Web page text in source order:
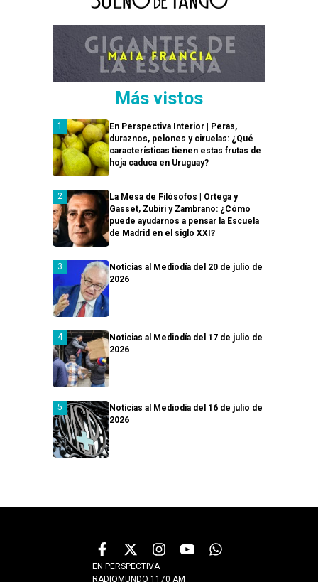
Más vistos
En Perspectiva Interior | Peras,
duraznos, pelones y ciruelas: ¿Qué
características tienen estas frutas de
hoja caduca en Uruguay?
La Mesa de Filósofos | Ortega y
Gasset, Zubiri y Zambrano: ¿Cómo
puede ayudarnos a pensar la Escuela
de Madrid en el siglo XXI?
Noticias al Mediodía del 20 de julio de
2026
Noticias al Mediodía del 17 de julio de
2026
Noticias al Mediodía del 16 de julio de
2026
EN PERSPECTIVA
RADIOMUNDO 1170 AM